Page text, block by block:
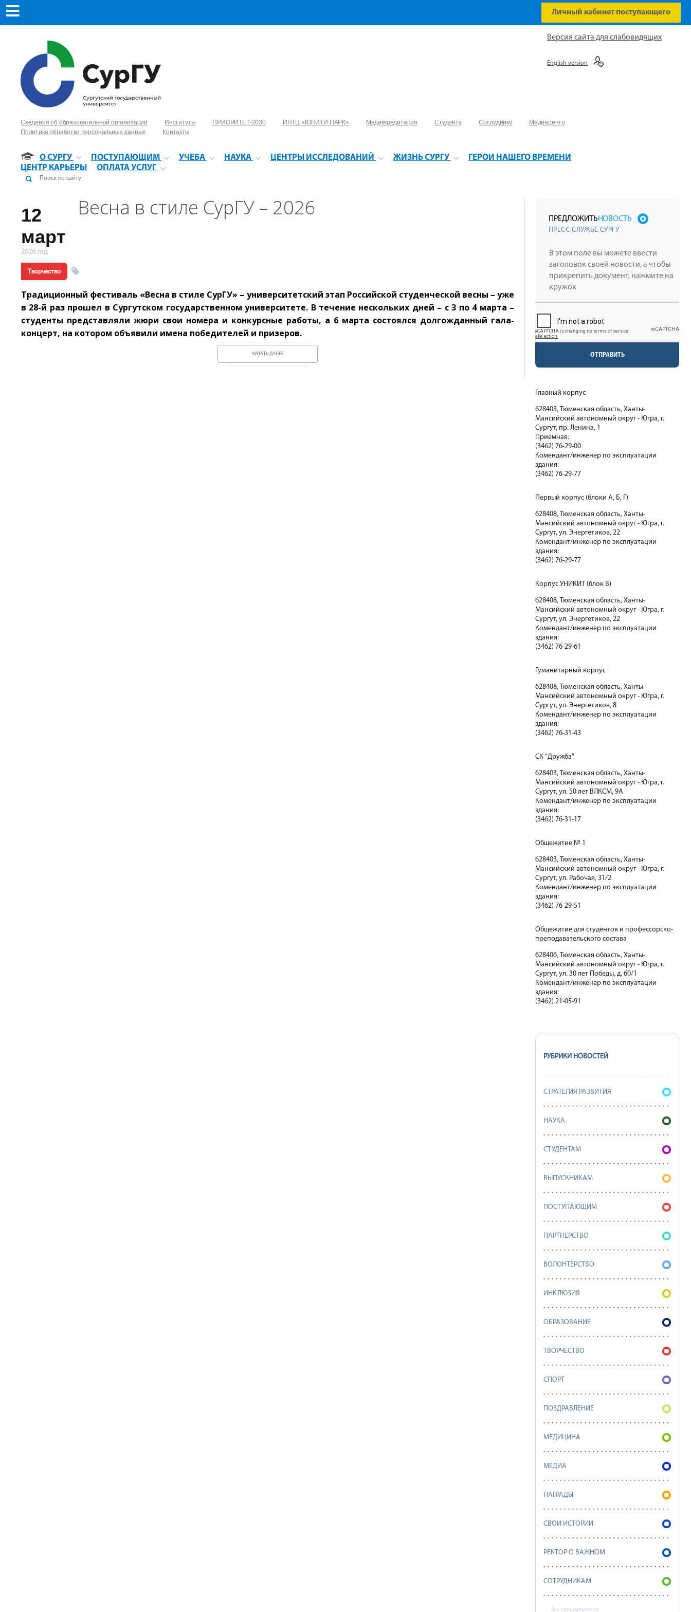
Личный кабинет поступающего
Сведения об образовательной организации Институты ПРИОРИТЕТ-2030 ИНТЦ «ЮНИТИ ПАРК» Медаккредитация Студенту Сотруднику
Медиацентр
Политика обработки персональных данных
Контакты
О СУРГУ ПОСТУПАЮЩИМ УЧЕБА НАУКА ЦЕНТРЫ ИССЛЕДОВАНИЙ ЖИЗНЬ СУРГУ
ГЕРОИ НАШЕГО ВРЕМЕНИ
ЦЕНТР КАРЬЕРЫ
ОПЛАТА УСЛУГ
Версия сайта для слабовидящих
English version
12
март
2026 год
Весна в стиле СурГУ – 2026
Творчество
Традиционный фестиваль «Весна в стиле СурГУ» – университетский этап Российской студенческой весны – уже
в 28-й раз прошел в Сургутском государственном университете. В течение нескольких дней – с 3 по 4 марта –
студенты представляли жюри свои номера и конкурсные работы, а 6 марта состоялся долгожданный гала-
концерт, на котором объявили имена победителей и призеров.
ЧИТАТЬ ДАЛЕЕ
ПРЕДЛОЖИТЬНОВОСТЬ
ПРЕСС-СЛУЖБЕ СУРГУ
ОТПРАВИТЬ
Главный корпус
628403, Тюменская область, Ханты-
Мансийский автономный округ - Югра, г.
Сургут, пр. Ленина, 1
Приемная:
(3462) 76-29-00
Комендант/инженер по эксплуатации
здания:
(3462) 76-29-77
Первый корпус (блоки А, Б, Г)
628408, Тюменская область, Ханты-
Мансийский автономный округ - Югра, г.
Сургут, ул. Энергетиков, 22
Комендант/инженер по эксплуатации
здания:
(3462) 76-29-77
Корпус УНИКИТ (блок В)
628408, Тюменская область, Ханты-
Мансийский автономный округ - Югра, г.
Сургут, ул. Энергетиков, 22
Комендант/инженер по эксплуатации
здания:
(3462) 76-29-61
Гуманитарный корпус
628408, Тюменская область, Ханты-
Мансийский автономный округ - Югра, г.
Сургут, ул. Энергетиков, 8
Комендант/инженер по эксплуатации
здания:
(3462) 76-31-43
СК "Дружба"
628403, Тюменская область, Ханты-
Мансийский автономный округ - Югра, г.
Сургут, ул. 50 лет ВЛКСМ, 9А
Комендант/инженер по эксплуатации
здания:
(3462) 76-31-17
Общежитие № 1
628403, Тюменская область, Ханты-
Мансийский автономный округ - Югра, г.
Сургут, ул. Рабочая, 31/2
Комендант/инженер по эксплуатации
здания:
(3462) 76-29-51
Общежитие для студентов и профессорско-
преподавательского состава
628406, Тюменская область, Ханты-
Мансийский автономный округ - Югра, г.
Сургут, ул. 30 лет Победы, д. 60/1
Комендант/инженер по эксплуатации
здания:
(3462) 21-05-91
РУБРИКИ НОВОСТЕЙ
СТРАТЕГИЯ РАЗВИТИЯ
НАУКА
СТУДЕНТАМ
ВЫПУСКНИКАМ
ПОСТУПАЮЩИМ
ПАРТНЕРСТВО
ВОЛОНТЕРСТВО
ИНКЛЮЗИЯ
ОБРАЗОВАНИЕ
ТВОРЧЕСТВО
СПОРТ
ПОЗДРАВЛЕНИЕ
МЕДИЦИНА
МЕДИА
НАГРАДЫ
СВОИ ИСТОРИИ
РЕКТОР О ВАЖНОМ
СОТРУДНИКАМ
Все специальности